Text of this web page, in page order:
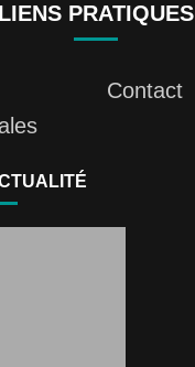
LIENS PRATIQUES
Contact